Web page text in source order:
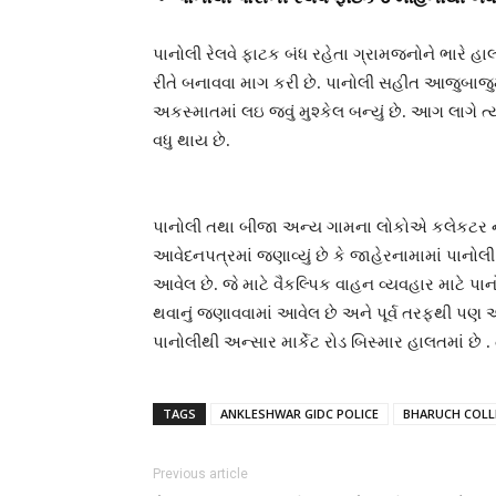
પાનોલી રેલવે ફાટક બંધ રહેતા ગ્રામજનોને ભારે
રીતે બનાવવા માગ કરી છે. પાનોલી સહીત
અકસ્માતમાં લઇ જવું મુશ્કેલ બન્યું છે. આગ લાગે ત્યારે
વધુ થાય છે.
પાનોલી તથા બીજા અન્ય ગામના લોકોએ કલેકટર
આવેદનપત્રમાં જણાવ્યું છે કે જાહેરનામામાં પાનોલી
આવેલ છે. જે માટે વૈકલ્પિક વાહન વ્યવહાર માટે
થવાનું જણાવવામાં આવેલ છે અને પૂર્વ તરફથી પણ
પાનોલીથી અન્સાર માર્કેટ રોડ બિસ્માર હાલતમાં
TAGS ANKLESHWAR GIDC POLICE BHARUCH
Previous article